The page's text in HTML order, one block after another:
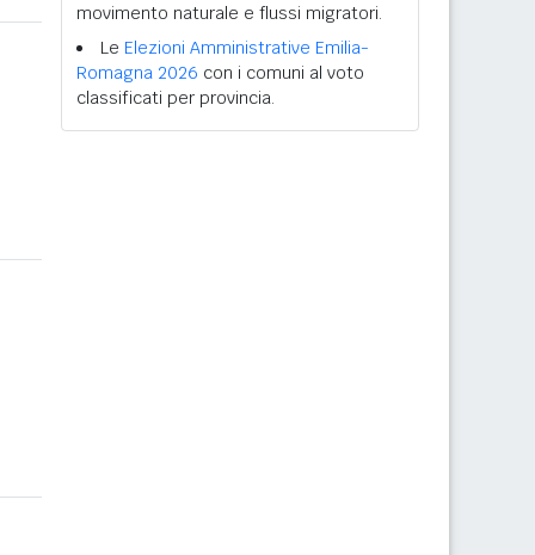
movimento naturale e flussi migratori.
Le Elezioni Amministrative Emilia-
Romagna 2026 con i comuni al voto
classificati per provincia.